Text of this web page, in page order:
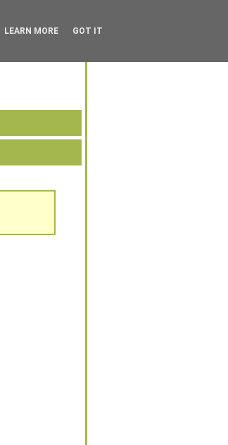
LEARN MORE GOT IT